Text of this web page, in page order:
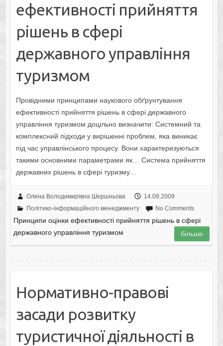
ефективності прийняття
рішень в сфері
державного управління
туризмом
Провідними принципами наукового обґрунтування
ефективності прийняття рішень в сфері державного
управління туризмом доцільно визначити: Системний та
комплексний підходи у вирішенні проблем, яка виникає
під час управлінського процесу. Вони характеризуються
такими основними параметрами як… Система прийняття
державних рішень в сфері туризму…
Олена Володимирівна Шершньова
14.09.2009
Політико-інформаційного менеджменту
No Comments
Принципи оцінки ефективності прийняття рішень в сфері
державного управління туризмом
більше
Нормативно-правові
засади розвитку
туристичної діяльності в